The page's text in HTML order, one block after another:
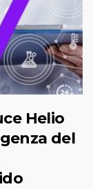
Helio
del